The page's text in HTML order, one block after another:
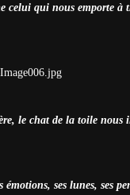
celui qui nous emporte à
le chat de la toile nous
ses lunes, ses